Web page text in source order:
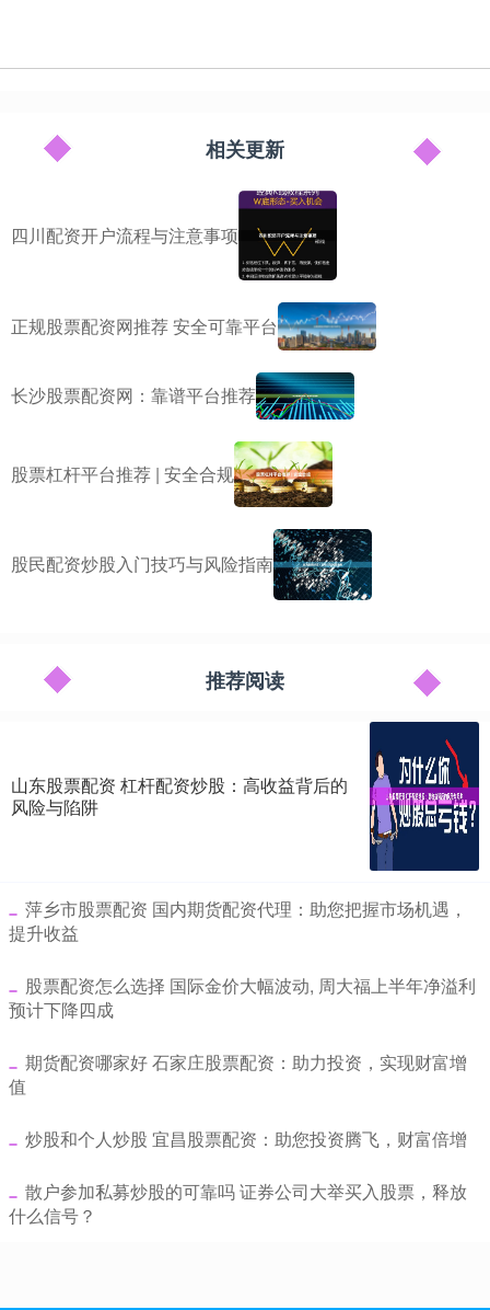
相关更新
四川配资开户流程与注意事项
正规股票配资网推荐 安全可靠平台
长沙股票配资网：靠谱平台推荐
股票杠杆平台推荐 | 安全合规
股民配资炒股入门技巧与风险指南
推荐阅读
山东股票配资 杠杆配资炒股：高收益背后的
风险与陷阱
​萍乡市股票配资 国内期货配资代理：助您把握市场机遇，
提升收益
​股票配资怎么选择 国际金价大幅波动, 周大福上半年净溢利
预计下降四成
​期货配资哪家好 石家庄股票配资：助力投资，实现财富增
值
​炒股和个人炒股 宜昌股票配资：助您投资腾飞，财富倍增
​散户参加私募炒股的可靠吗 证券公司大举买入股票，释放
什么信号？